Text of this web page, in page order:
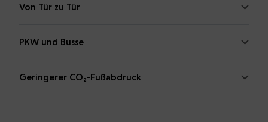
Von Tür zu Tür
PKW und Busse
Geringerer CO₂-Fußabdruck